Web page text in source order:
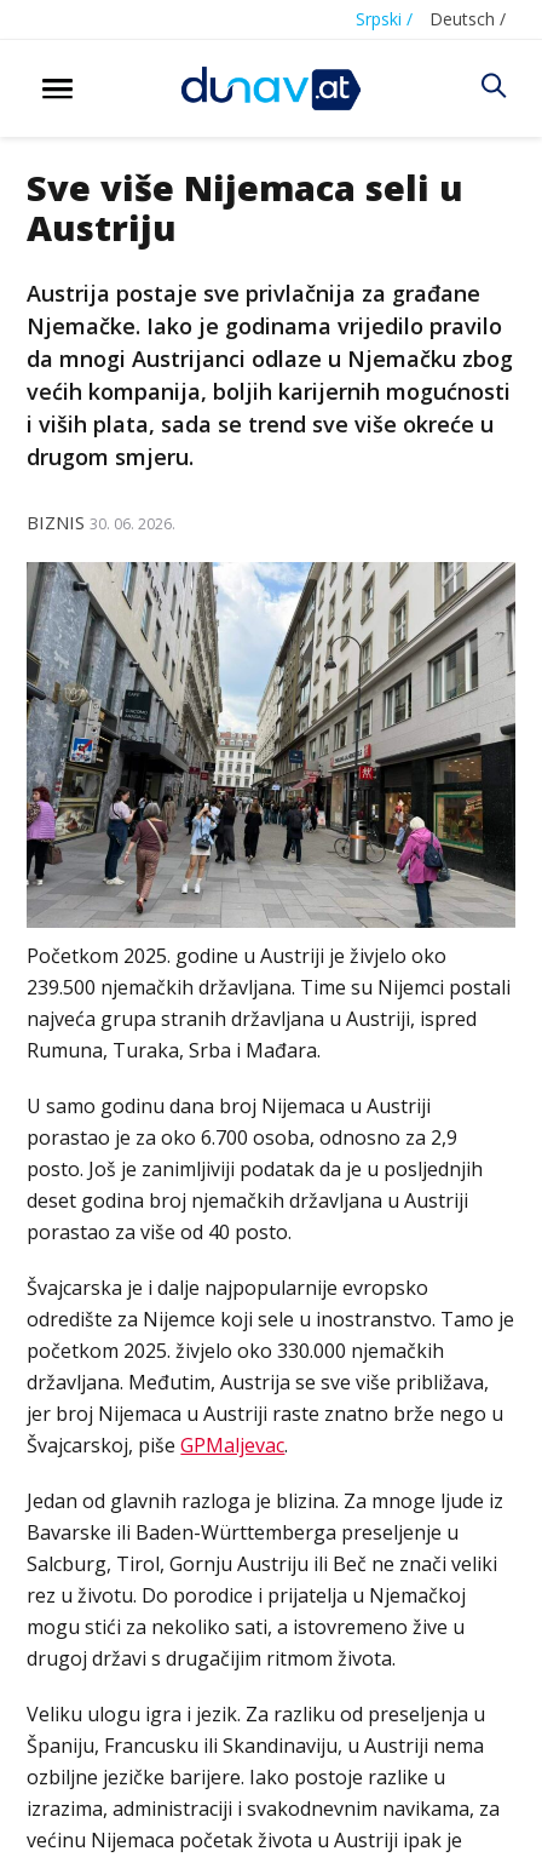
Srpski / Deutsch /
Sve više Nijemaca seli u
Austriju
Austrija postaje sve privlačnija za građane
Njemačke. Iako je godinama vrijedilo pravilo
da mnogi Austrijanci odlaze u Njemačku zbog
većih kompanija, boljih karijernih mogućnosti
i viših plata, sada se trend sve više okreće u
drugom smjeru.
BIZNIS 30. 06. 2026.
Početkom 2025. godine u Austriji je živjelo oko
239.500 njemačkih državljana. Time su Nijemci postali
najveća grupa stranih državljana u Austriji, ispred
Rumuna, Turaka, Srba i Mađara.
U samo godinu dana broj Nijemaca u Austriji
porastao je za oko 6.700 osoba, odnosno za 2,9
posto. Još je zanimljiviji podatak da je u posljednjih
deset godina broj njemačkih državljana u Austriji
porastao za više od 40 posto.
Švajcarska je i dalje najpopularnije evropsko
odredište za Nijemce koji sele u inostranstvo. Tamo je
početkom 2025. živjelo oko 330.000 njemačkih
državljana. Međutim, Austrija se sve više približava,
jer broj Nijemaca u Austriji raste znatno brže nego u
Švajcarskoj, pišeGPMaljevac.
Jedan od glavnih razloga je blizina. Za mnoge ljude iz
Bavarske ili Baden-Württemberga preseljenje u
Salcburg, Tirol, Gornju Austriju ili Beč ne znači veliki
rez u životu. Do porodice i prijatelja u Njemačkoj
mogu stići za nekoliko sati, a istovremeno žive u
drugoj državi s drugačijim ritmom života.
Veliku ulogu igra i jezik. Za razliku od preseljenja u
Španiju, Francusku ili Skandinaviju, u Austriji nema
ozbiljne jezičke barijere. Iako postoje razlike u
izrazima, administraciji i svakodnevnim navikama, za
većinu Nijemaca početak života u Austriji ipak je